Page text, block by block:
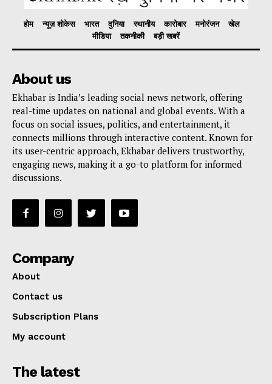
होम न्यूज़ शोकेस भारत दुनिया स्थानीय कारोबार मनोरंजन
खेल
मीडिया
तकनीकी बड़ी खबरें
About us
Ekhabar is India’s leading social news network, offering
real-time updates on national and global events. With a
focus on social issues, politics, and entertainment, it
connects millions through interactive content. Known for
its user-centric approach, Ekhabar delivers trustworthy,
engaging news, making it a go-to platform for informed
discussions.
Company
About
Contact us
Subscription Plans
My account
The latest